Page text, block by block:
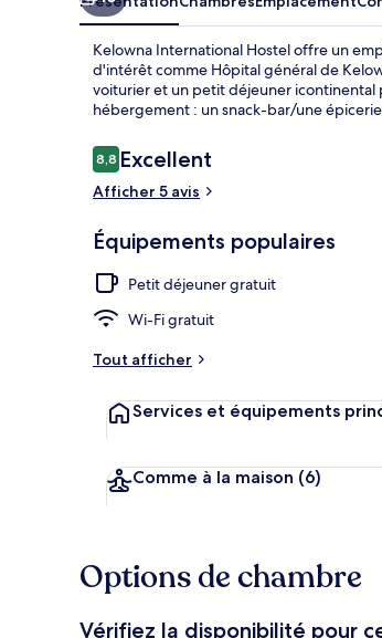
Kelowna International Hostel offre un
d'intérêt comme Hôpital général de
voiturier et un petit déjeuner icontinental
hébergement : un snack-bar/une
Avis
voyageurs
8,88,8 sur 10
Excellent
Afficher 5 avis
Équipements populaires
Petit déjeuner gratuit
Wi-Fi gratuit
Tout afficher
Services et équipements
Comme à la maison (6)
Options de chambre
Vérifiez la disponibilité pour